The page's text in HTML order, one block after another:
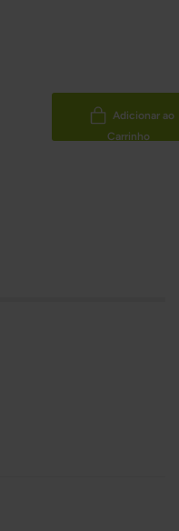
Adicionar ao
Carrinho